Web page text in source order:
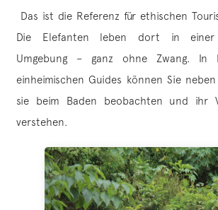
Das ist die Referenz für ethischen
Die Elefanten leben dort in einer
Umgebung – ganz ohne Zwang. In
einheimischen Guides können Sie
sie beim Baden beobachten und ihr
verstehen.